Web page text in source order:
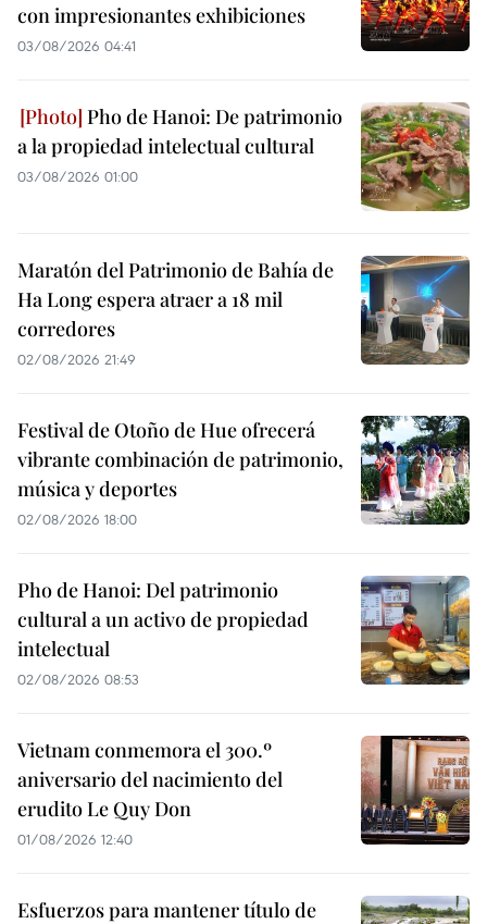
con impresionantes exhibiciones
03/08/2026 04:41
Pho de Hanoi: De patrimonio
a la propiedad intelectual cultural
03/08/2026 01:00
Maratón del Patrimonio de Bahía de
Ha Long espera atraer a 18 mil
corredores
02/08/2026 21:49
Festival de Otoño de Hue ofrecerá
vibrante combinación de patrimonio,
música y deportes
02/08/2026 18:00
Pho de Hanoi: Del patrimonio
cultural a un activo de propiedad
intelectual
02/08/2026 08:53
Vietnam conmemora el 300.º
aniversario del nacimiento del
erudito Le Quy Don
01/08/2026 12:40
Esfuerzos para mantener título de